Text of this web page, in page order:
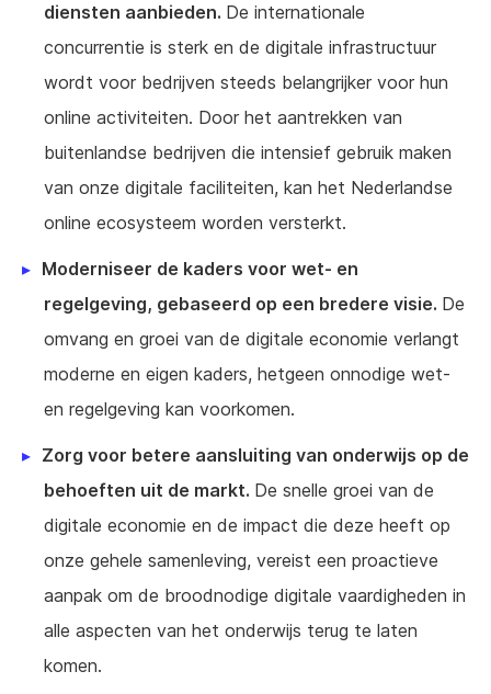
diensten aanbieden. De internationale
concurrentie is sterk en de digitale infrastructuur
wordt voor bedrijven steeds belangrijker voor hun
online activiteiten. Door het aantrekken van
buitenlandse bedrijven die intensief gebruik maken
van onze digitale faciliteiten, kan het Nederlandse
online ecosysteem worden versterkt.
Moderniseer de kaders voor wet- en
regelgeving, gebaseerd op een bredere visie. De
omvang en groei van de digitale economie verlangt
moderne en eigen kaders, hetgeen onnodige wet-
en regelgeving kan voorkomen.
Zorg voor betere aansluiting van onderwijs op de
behoeften uit de markt. De snelle groei van de
digitale economie en de impact die deze heeft op
onze gehele samenleving, vereist een proactieve
aanpak om de broodnodige digitale vaardigheden in
alle aspecten van het onderwijs terug te laten
komen.